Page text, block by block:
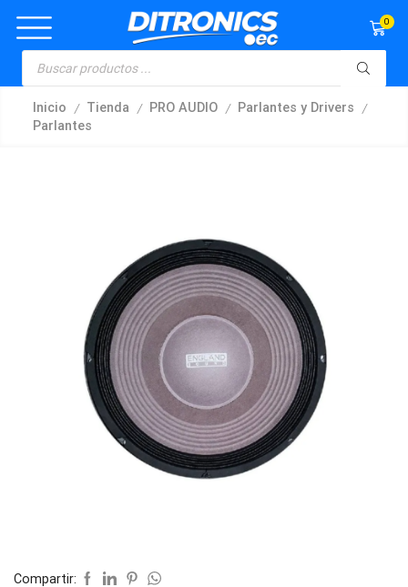
0
Inicio / Tienda / PRO AUDIO / Parlantes y Drivers /
Parlantes
Compartir: